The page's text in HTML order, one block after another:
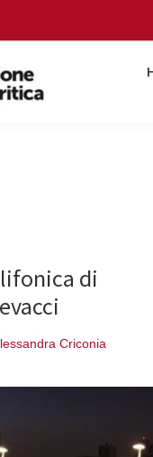
di
Criconia